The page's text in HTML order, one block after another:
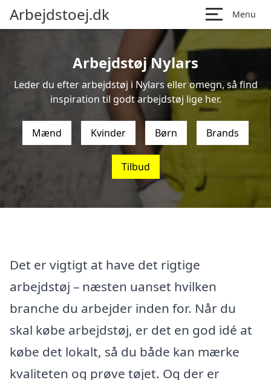
Arbejdstoej.dk Menu
Arbejdstøj Nylars
Leder du efter arbejdstøj i Nylars eller omegn, så find
inspiration til godt arbejdstøj lige her.
Mænd Kvinder Børn Brands
Tilbud
Det er vigtigt at have det rigtige
arbejdstøj – næsten uanset hvilken
branche du arbejder inden for. Når du
skal købe arbejdstøj, er det en god idé at
købe det lokalt, så du både kan mærke
kvaliteten og prøve tøjet. Og der er